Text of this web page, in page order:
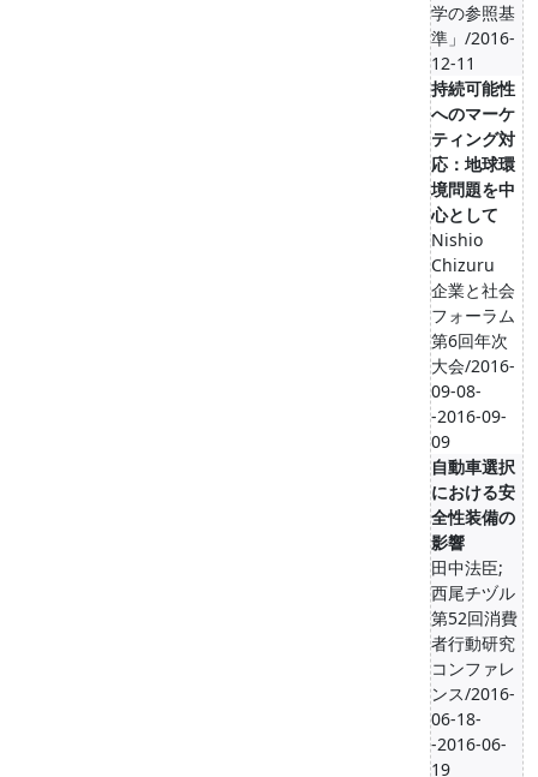
学の参照基
準」/2016-
12-11
持続可能性
へのマーケ
ティング対
応：地球環
境問題を中
心として
Nishio
Chizuru
企業と社会
フォーラム
第6回年次
大会/2016-
09-08-
-2016-09-
09
自動車選択
における安
全性装備の
影響
田中法臣;
西尾チヅル
第52回消費
者行動研究
コンファレ
ンス/2016-
06-18-
-2016-06-
19